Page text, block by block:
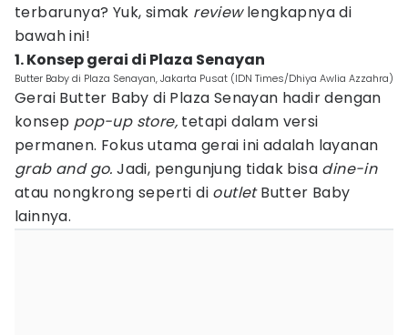
terbarunya? Yuk, simak reviewlengkapnya di
bawah ini!
1. Konsep gerai di Plaza Senayan
Butter Baby di Plaza Senayan, Jakarta Pusat (IDN Times/Dhiya Awlia Azzahra)
Gerai Butter Baby di Plaza Senayan hadir dengan
konsep pop-up store, tetapi dalam versi
permanen. Fokus utama gerai ini adalah layanan
grab and go. Jadi, pengunjung tidak bisa dine-in
atau nongkrong seperti di outletButter Baby
lainnya.